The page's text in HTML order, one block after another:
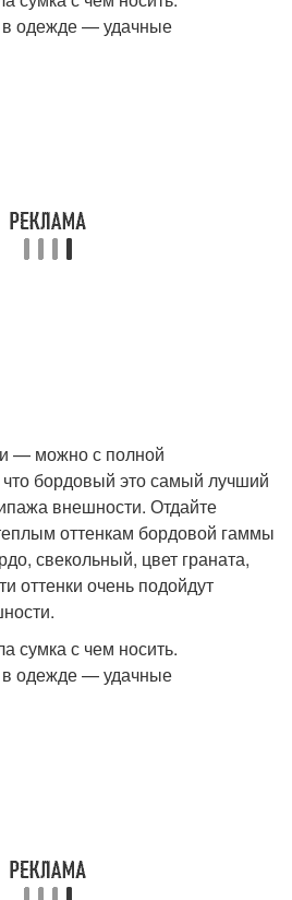
— можно с полной
что бордовый это самый лучший
внешности. Отдайте
оттенкам бордовой гаммы
свекольный, цвет граната,
оттенки очень подойдут